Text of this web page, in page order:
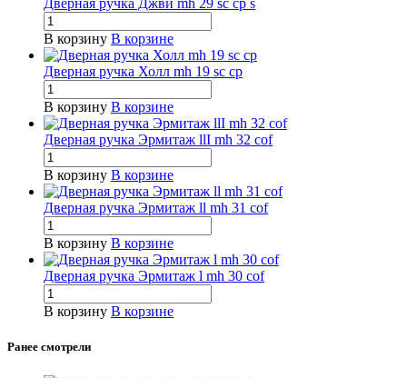
Дверная ручка Джви mh 29 sc cp s
В корзину В корзине
Дверная ручка Холл mh 19 sc cp
В корзину В корзине
Дверная ручка Эрмитаж llI mh 32 cof
В корзину В корзине
Дверная ручка Эрмитаж ll mh 31 cof
В корзину В корзине
Дверная ручка Эрмитаж l mh 30 cof
В корзину В корзине
Ранее смотрели